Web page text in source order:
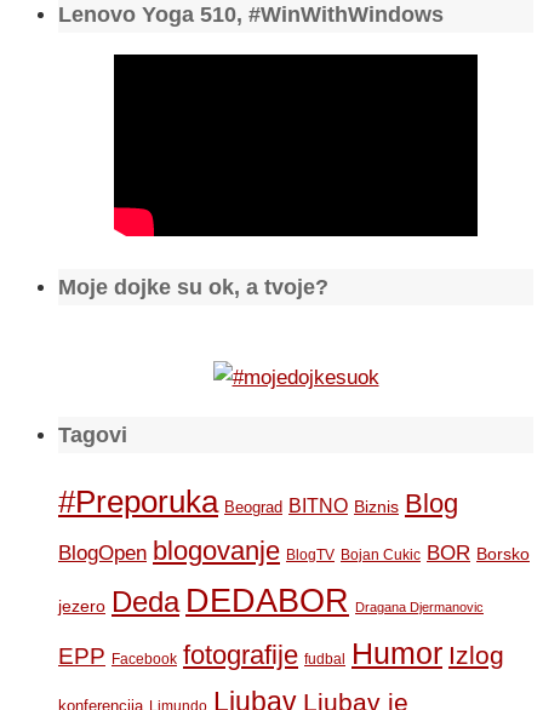
Lenovo Yoga 510, #WinWithWindows
Moje dojke su ok, a tvoje?
Tagovi
#Preporuka Beograd BITNO Biznis Blog
BlogOpen blogovanje BlogTV Bojan Cukic BOR Borsko
jezero Deda DEDABOR Dragana Djermanovic
EPP Facebook fotografije fudbal Humor Izlog
konferencija Limundo Ljubav Ljubav je